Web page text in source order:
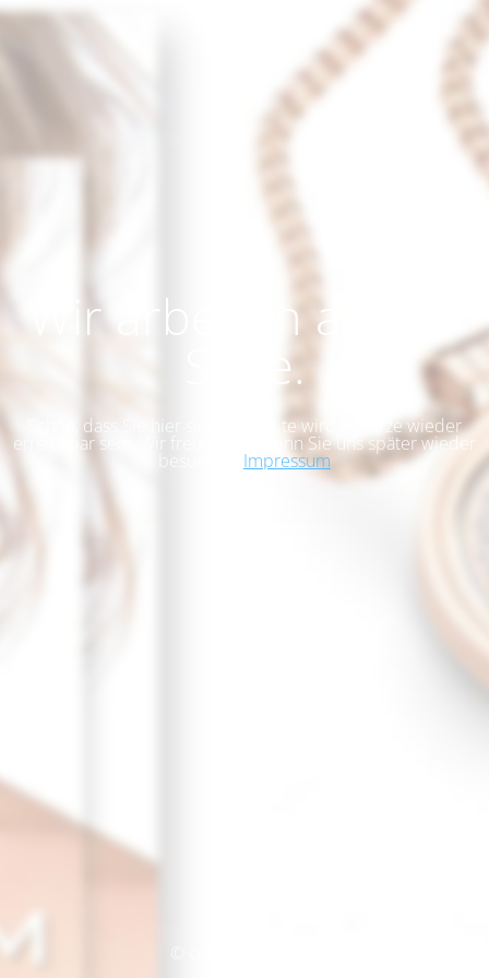
Wir arbeiten an der
Seite.
Schön, dass Sie hier sind. Die Seite wird in Kürze wieder
erreichbar sein. Wir freuen uns, wenn Sie uns später wieder
Impressum